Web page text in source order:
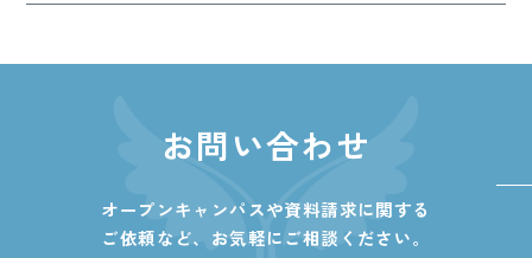
お問い合わせ
オープンキャンパスや資料請求に関する
ご依頼など、 お気軽にご相談ください。